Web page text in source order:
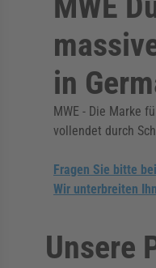
in
MWE - Die Marke
vollendet durch
Fragen Sie bitte
Wir unterbreiten
Unsere